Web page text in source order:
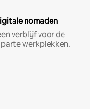
nomaden
verblijf voor de
werkplekken.